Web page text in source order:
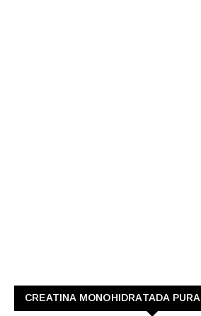
CREATINA MONOHIDRATADA